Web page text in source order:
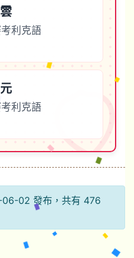
利克語
利克語
02 發布，共有 476